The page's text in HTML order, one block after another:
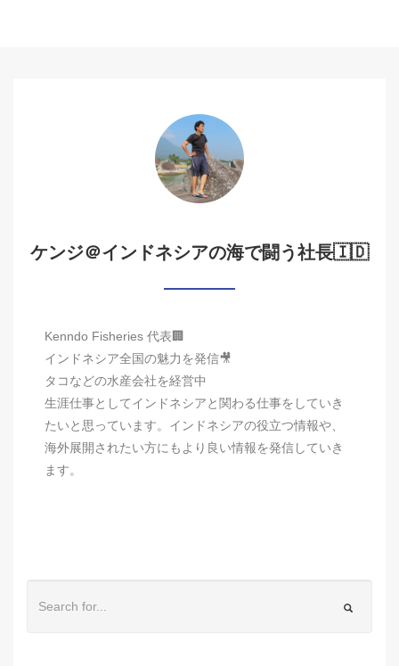
ケンジ＠インドネシアの海で闘う社長🇮🇩
Kenndo Fisheries 代表🏢
インドネシア全国の魅力を発信🎥
タコなどの水産会社を経営中
生涯仕事としてインドネシアと関わる仕事をしていき
たいと思っています。インドネシアの役立つ情報や、
海外展開されたい方にもより良い情報を発信していき
ます。